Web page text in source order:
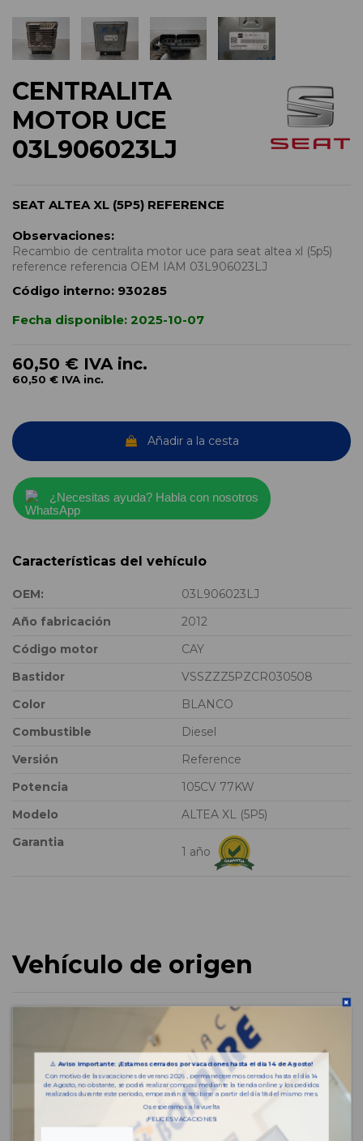
CENTRALITA
MOTOR UCE
03L906023LJ
SEAT ALTEA XL (5P5) REFERENCE
Observaciones:
Recambio de centralita motor uce para seat altea xl (5p5)
reference referencia OEM IAM 03L906023LJ
Código interno: 930285
Fecha disponible: 2025-10-07
60,50 € IVA inc.
60,50 € IVA inc.
Añadir a la cesta
¿Necesitas ayuda? Habla con nosotros
Características del vehículo
OEM:
03L906023LJ
Año fabricación
2012
Código motor
CAY
Bastidor
VSSZZZ5PZCR030508
Color
BLANCO
Combustible
Diesel
Versión
Reference
Potencia
105CV 77KW
Modelo
ALTEA XL (5P5)
Garantia
1 año
Vehículo de origen
⚠️Aviso importante: ¡Estamos cerrados por vacaciones hasta el día 14 de Agosto!
Con motivo de las vacaciones de verano 2026 , permaneceremos cerrados hasta el día 14
de Agosto, no obstante, se podrá realizar compras mediante la tienda online y los pedidos
realizados durante este periodo, empezarán a recibirse a partir del día 18 del mismo mes.
Os esperamos a la vuelta
¡FELICES VACACIONES!